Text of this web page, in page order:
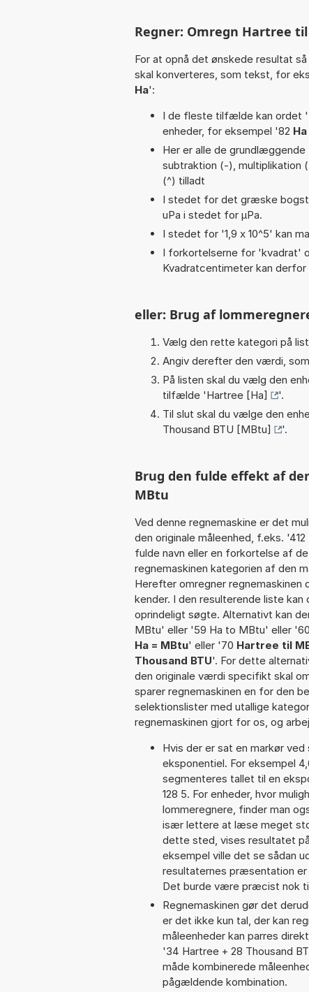
Regner: Omregn Hartree
For at opnå det ønskede resultat
skal konverteres, som tekst, for
Ha':
I de fleste tilfælde kan ordet
enheder, for eksempel '82
Her er alle de
subtraktion (-), multiplikation
(^) tilladt
I stedet for det græske
uPa i stedet for µPa.
I stedet for '1,9 x 10^5' kan
I forkortelserne for 'kvadrat'
Kvadratcentimeter kan
eller: Brug af
Vælg den rette kategori på
Angiv derefter den værdi,
På listen skal du vælg den
tilfælde 'Hartree [Ha]
'.
Til slut skal du vælge den
Thousand BTU [MBtu]
'.
Brug den fulde effekt af
MBtu
Ved denne regnemaskine er det
den originale måleenhed, f.eks.
fulde navn eller en forkortelse af
regnemaskinen kategorien af den
Herefter omregner regnemaskinen
kender. I den resulterende liste
oprindeligt søgte. Alternativt kan
MBtu' eller '59 Ha to MBtu' eller
Ha = MBtu' eller '70 Hartree til
Thousand BTU'. For dette
den originale værdi specifikt skal
sparer regnemaskinen en for den
selektionslister med utallige
regnemaskinen gjort for os, og
Hvis der er sat en markør
eksponentiel. For eksempel
segmenteres tallet til en
128 5. For enheder, hvor
lommeregnere, finder man
især lettere at læse meget
dette sted, vises resultatet
eksempel ville det se sådan
resultaternes præsentation er
Det burde være præcist nok
Regnemaskinen gør det
er det ikke kun tal, der kan
måleenheder kan parres
'34 Hartree + 28 Thousand
måde kombinerede
pågældende kombination.